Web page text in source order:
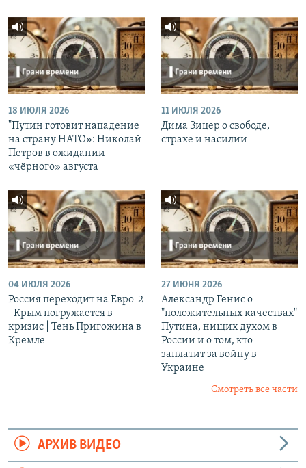
18 ИЮЛЯ 2026
"Путин готовит нападение
на страну НАТО»: Николай
Петров в ожидании
«чёрного» августа
11 ИЮЛЯ 2026
Дима Зицер о свободе,
страхе и насилии
04 ИЮЛЯ 2026
Россия переходит на Евро-2
| Крым погружается в
кризис | Тень Пригожина в
Кремле
27 ИЮНЯ 2026
Александр Генис о
"положительных качествах"
Путина, нищих духом в
России и о том, кто
заплатит за войну в
Украине
Смотреть все части
АРХИВ ВИДЕО